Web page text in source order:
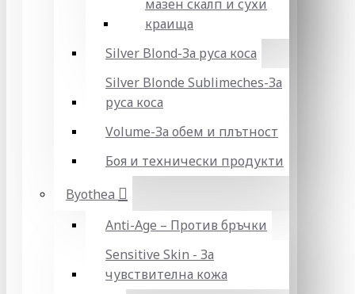
мазен скалп и сухи
краища
Silver Blond-За руса коса
Silver Blonde Sublіmeches-За
руса коса
Volume-За обем и плътност
Боя и технически продукти
Byothea
Anti-Age – Против бръчки
Sensitive Skin - За
чувствителна кожа